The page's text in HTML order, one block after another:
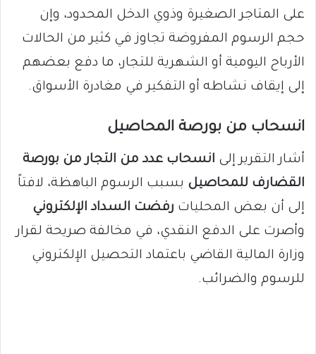
على المتاجر الصغيرة وذوي الدخل المحدود، وإن
حجم الرسوم المفروضة تجاوز في كثير من الحالات
الأرباح اليومية أو الشهرية للتجار، ما دفع بعضهم
إلى إيقاف نشاطه أو التفكير في مغادرة الأسواق.
انسحاب من بورصة المحاصيل
أشار التقرير إلى انسحاب عدد من التجار من بورصة
القضارف للمحاصيل بسبب الرسوم الباهظة، لافتاً
إلى أن بعض المحليات رفضت السداد الإلكتروني
وأصرت على الدفع النقدي، في مخالفة صريحة لقرار
وزارة المالية القاضي باعتماد التحصيل الإلكتروني
للرسوم والضرائب.